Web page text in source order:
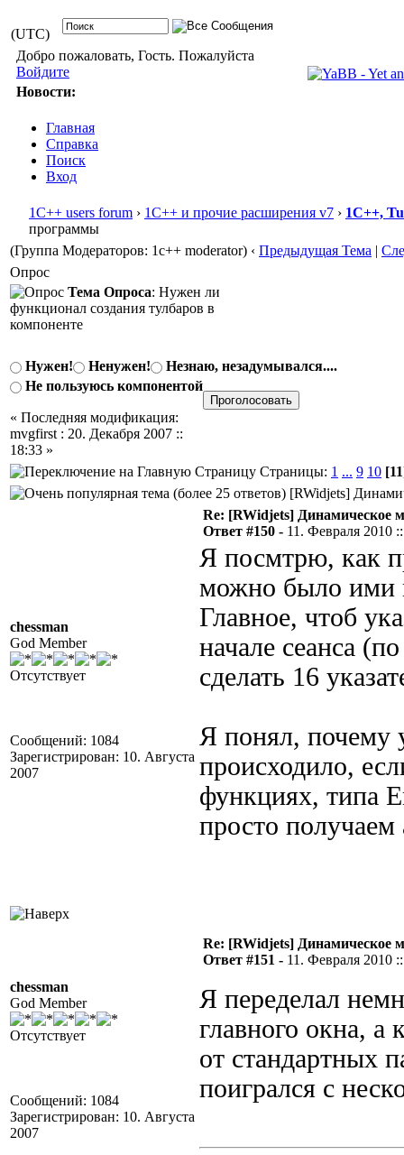
(UTC)
Добро пожаловать, Гость. Пожалуйста
Войдите
Новости:
Главная
Справка
Поиск
Вход
1С++ users forum › 1С++ и прочие расширения v7 › 1С++,
программы
(Группа Модераторов: 1c++ moderator) ‹ Предыдущая Тема |
Опрос
Тема Опроса: Нужен ли
функционал создания тулбаров в
компоненте
Нужен! Ненужен!
Незнаю, незадумывался....
Не пользуюсь компонентой
« Последняя модификация:
mvgfirst : 20. Декабря 2007 ::
18:33 »
Страницы: 1 ... 9 10
[RWidjets]
chessman
God Member
Отсутствует
Сообщений: 1084
Зарегистрирован: 10. Августа
2007
Re: [RWidjets] Динамическое
Ответ #150 - 11. Февраля 2010
Я посмтрю, как
можно было ими
Главное, чтоб
начале сеанса
сделать 16
Я понял, почему
происходило,
функциях, типа
просто
chessman
God Member
Отсутствует
Сообщений: 1084
Зарегистрирован: 10. Августа
2007
Re: [RWidjets] Динамическое
Ответ #151 - 11. Февраля 2010
Я переделал
главного окна, а
от стандартных
поигрался с